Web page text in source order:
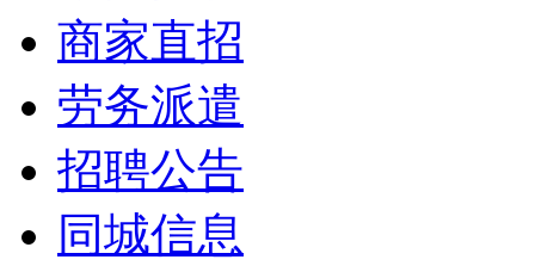
商家直招
劳务派遣
招聘公告
同城信息